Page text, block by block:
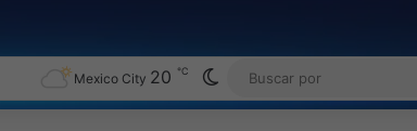
Mexico City 20 ℃ Switch skin